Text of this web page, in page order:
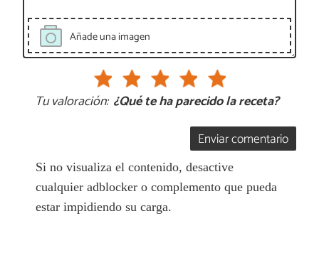
Añade una imagen
Tu valoración: ¿Qué te ha parecido la receta?
Enviar comentario
Si no visualiza el contenido, desactive
cualquier adblocker o complemento que pueda
estar impidiendo su carga.